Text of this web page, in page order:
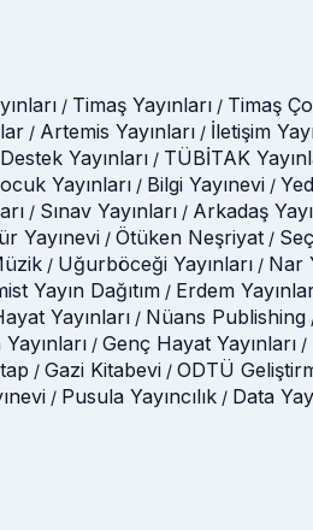
/ Timaş Yayınları / Timaş
/ Artemis Yayınları / İletişim
Destek Yayınları / TÜBİTAK
Yayınları / Bilgi Yayınevi /
/ Sınav Yayınları / Arkadaş
Yayınevi / Ötüken Neşriyat /
/ Uğurböceği Yayınları / Nar
Yayın Dağıtım / Erdem
Yayınları / Nüans Publishing
/ Genç Hayat Yayınları /
/ Gazi Kitabevi / ODTÜ
/ Pusula Yayıncılık / Data